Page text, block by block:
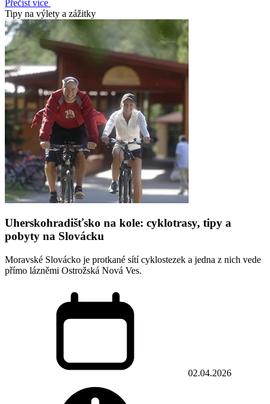
Přečíst více
Tipy na výlety a zážitky
Uherskohradišťsko na kole: cyklotrasy, tipy a
pobyty na Slovácku
Moravské Slovácko je protkané sítí cyklostezek a jedna z nich vede
přímo lázněmi Ostrožská Nová Ves.
02.04.2026